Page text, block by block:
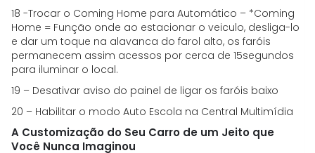
18 -Trocar o Coming Home para Automático – *Coming
Home = Função onde ao estacionar o veiculo, desliga-lo
e dar um toque na alavanca do farol alto, os faróis
permanecem assim acessos por cerca de 15segundos
para iluminar o local.
19 – Desativar aviso do painel de ligar os faróis baixo
20 – Habilitar o modo Auto Escola na Central Multimídia
A Customização do Seu Carro de um Jeito que
Você Nunca Imaginou